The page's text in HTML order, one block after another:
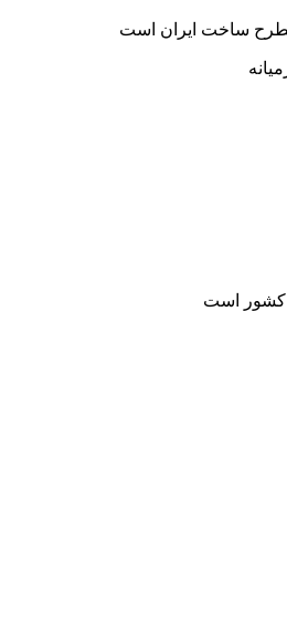
مطرح ساخت ایران است
کشور است